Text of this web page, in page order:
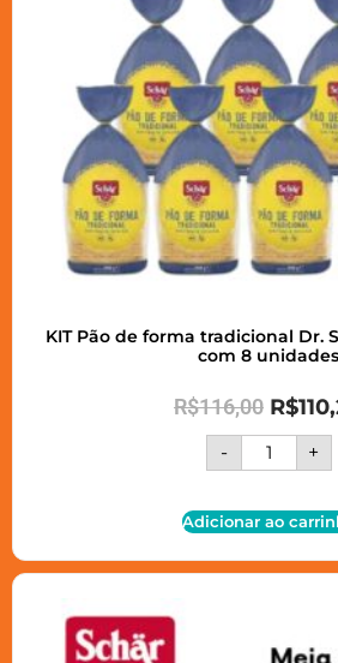
KIT Pão de forma tradicional Dr.
com 8 unidades
R$116,00 R$
- +
Adicionar ao